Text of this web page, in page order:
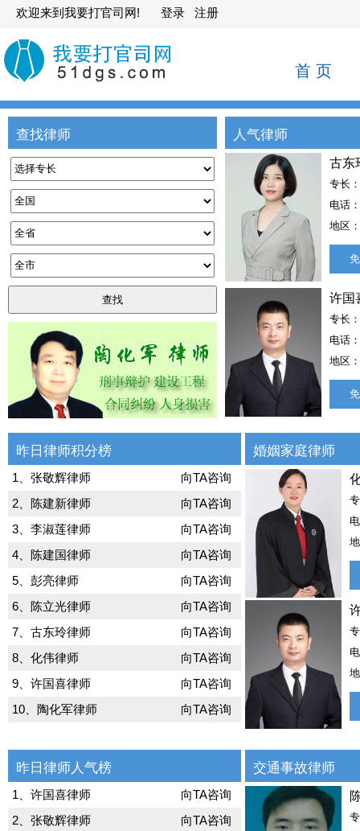
欢迎来到我要打官司网! 登录 注册
首 页
查找律师 人气律师
古东
电话
地区
许国
电话
地区
昨日律师积分榜
1、张敬辉律师
向TA咨询
2、陈建新律师
向TA咨询
3、李淑莲律师
向TA咨询
4、陈建国律师
向TA咨询
5、彭亮律师
向TA咨询
6、陈立光律师
向TA咨询
7、古东玲律师
向TA咨询
8、化伟律师
向TA咨询
9、许国喜律师
向TA咨询
10、陶化军律师
向TA咨询
婚姻家庭律师
昨日律师人气榜
1、许国喜律师
向TA咨询
2、张敬辉律师
向TA咨询
交通事故律师